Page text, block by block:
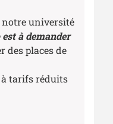
notre université
à demander
des places de
à tarifs réduits